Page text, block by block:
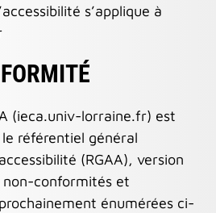
s’applique à
(ieca.univ-lorraine.fr) est
référentiel général
(RGAA), version
non-conformités et
énumérées ci-